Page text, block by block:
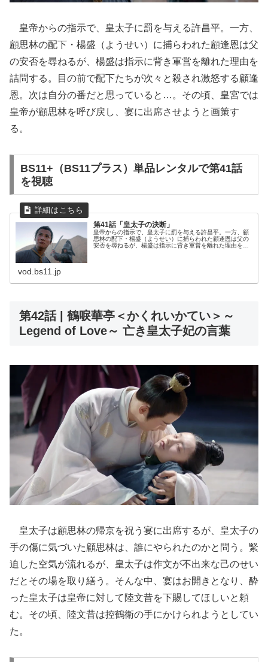
皇帝からの指示で、皇太子に罰を与える許昌平。一方、
顧思林の配下・楊盛（ようせい）に捕らわれた顧逢恩は父
の安否を尋ねるが、楊盛は指示に背き軍営を離れた理由を
詰問する。目の前で配下たちが次々と殺され激怒する顧逢
恩。次は自分の番だと思っていると…。その頃、皇宮では
皇帝が顧思林を呼び戻し、宴に出席させようと画策す
る。
BS11+（BS11プラス）単品レンタルで第41話
を視聴
第41話「皇太子の決断」
皇帝からの指示で、皇太子に罰を与える許昌平。一方、顧
思林の配下・楊盛（ようせい）に捕らわれた顧逢恩は父の
安否を尋ねるが、楊盛は指示に背き軍営を離れた理由を詰
vod.bs11.jp
第42話 | 鶴唳華亭＜かくれいかてい＞～
Legend of Love～ 亡き皇太子妃の言葉
皇太子は顧思林の帰京を祝う宴に出席するが、皇太子の
手の傷に気づいた顧思林は、誰にやられたのかと問う。緊
迫した空気が流れるが、皇太子は作文が不出来な己のせい
だとその場を取り繕う。そんな中、宴はお開きとなり、酔
った皇太子は皇帝に対して陸文昔を下賜してほしいと頼
む。その頃、陸文昔は控鶴衛の手にかけられようとしてい
た。